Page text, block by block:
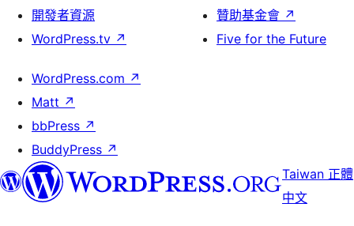
開發者資源
WordPress.tv ↗
贊助基金會 ↗
Five for the Future
WordPress.com ↗
Matt ↗
bbPress ↗
BuddyPress ↗
Taiwan 正體
中文